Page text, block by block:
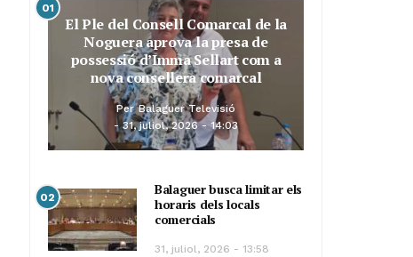
01
El Ple del Consell Comarcal de la
Noguera aprova la presa de
possessió d’Imma Sellart com a
nova consellera comarcal
Per Balaguer Televisió
31, juliol, 2026 - 14:03
02
Balaguer busca limitar els
horaris dels locals
comercials
31, juliol, 2026 - 13:58